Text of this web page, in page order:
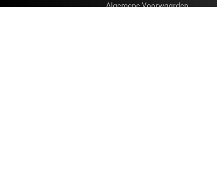
Algemene Voorwaarden